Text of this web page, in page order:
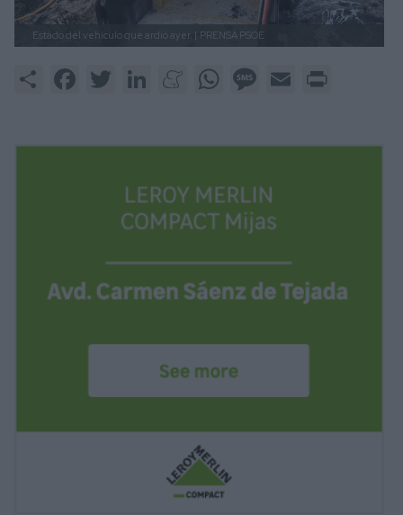
Estado del vehículo que ardió ayer. | PRENSA PSOE
Share FacebookTwitter LinkedInMeneameWhatsAppMessage
Email